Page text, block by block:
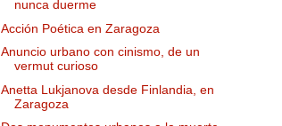
nunca duerme
Acción Poética en Zaragoza
Anuncio urbano con cinismo, de un
vermut curioso
Anetta Lukjanova desde Finlandia, en
Zaragoza